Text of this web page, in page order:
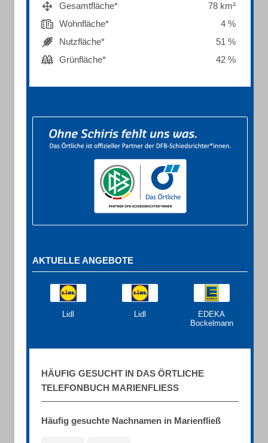
Gesamtfläche*
78 km²
Wohnfläche*
4 %
Nutzfläche*
51 %
Grünfläche*
42 %
AKTUELLE ANGEBOTE
Lidl Lidl
EDEKA
Bockelmann
HÄUFIG GESUCHT IN DAS ÖRTLICHE
TELEFONBUCH MARIENFLIESS
Häufig gesuchte Nachnamen in Marienfließ